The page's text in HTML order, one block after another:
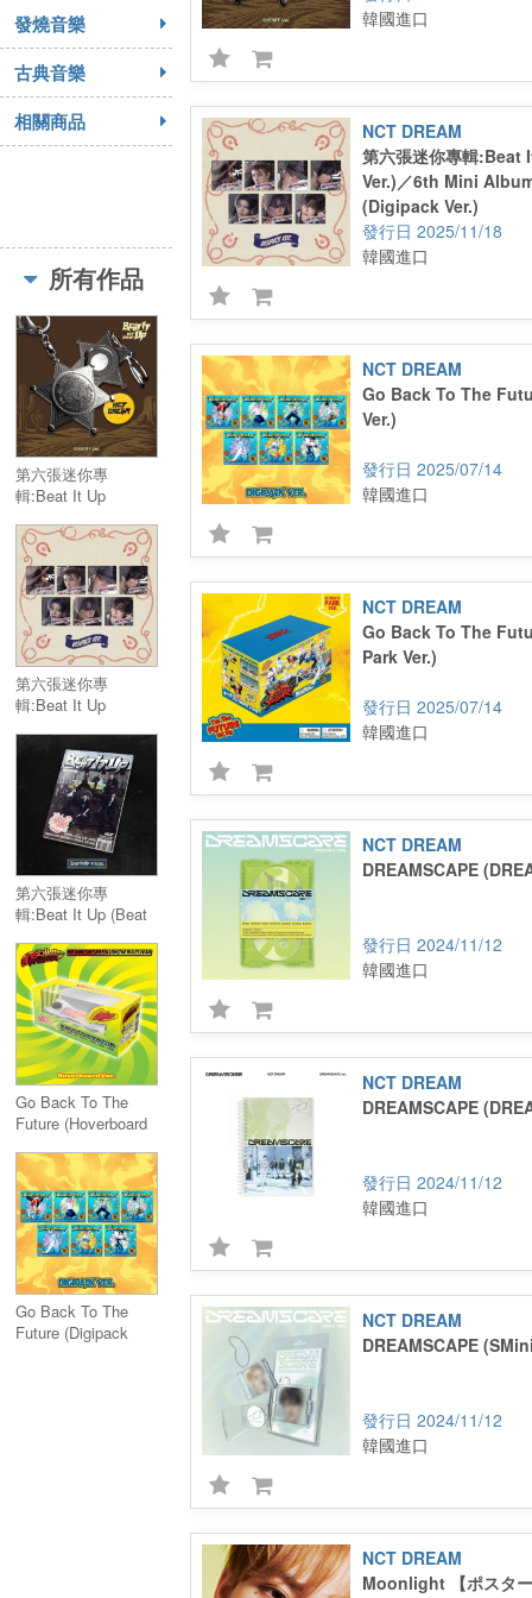
發燒音樂
古典音樂
相關商品
所有作品
第六張迷你專
輯:Beat It Up
Album)／6th Mini
Album:Beat It Up
(Sheriff Ver.)(Smart
Album)
第六張迷你專
輯:Beat It Up
Mini Album:Beat It
Up (Digipack Ver.)
第六張迷你專
輯:Beat It Up (Beat
Album:Beat It Up
(Beat It Up Ver.)
Go Back To The
Future (Hoverboard
Go Back To The
Future (Digipack
韓國進口
NCT DREAM
第六張迷你專輯
Ver.)／6th Mini
(Digipack Ver.)
2025/11/18
韓國進口
NCT DREAM
Go Back To The
Ver.)
2025/07/14
韓國進口
NCT DREAM
Go Back To The
Park Ver.)
2025/07/14
韓國進口
NCT DREAM
DREAMSCAPE
2024/11/12
韓國進口
NCT DREAM
DREAMSCAPE
2024/11/12
韓國進口
NCT DREAM
DREAMSCAPE
2024/11/12
韓國進口
NCT DREAM
Moonlight 【ポスタ